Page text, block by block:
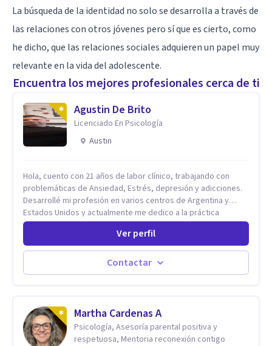
La búsqueda de la identidad no solo se desarrolla a través de
las relaciones con otros jóvenes pero sí que es cierto, como
he dicho, que las relaciones sociales adquieren un papel muy
relevante en la vida del adolescente.
Encuentra los mejores profesionales cerca de ti
Agustin De Brito
Licenciado En Psicología
Austin
Hola, cuento con 21 años de labor clínico, trabajando con
problemáticas de Ansiedad, Estrés, depresión y adicciones.
Desarrollé mi profesión en varios centros de Argentina y
Estados Unidos y actualmente me dedico a la práctica
privada. Utilizo terapias cognitivas conductuales basadas en
evidencia científica con comprobados resultados. Los
objetivos terapéuticos están centrados en brindar
herramientas concretas para el cambio, que permitan
desarrollar nuevas habilidades y estrategias basadas en la
Ver perfil
Contactar
Martha Cardenas A
Psicología, Asesoría parental positiva y
respetuosa, Mentoria reconexión contigo